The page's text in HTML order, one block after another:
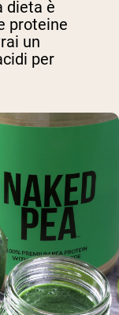
dieta è
proteine
un
per